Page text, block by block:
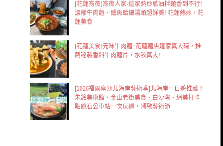
[花蓮宵夜]宵夜人家-這家熱炒蔥油拌麵香到不行!
濃郁牛肉麵、鱸魚蛤蠣湯頭超鮮美! 花蓮熱炒，花
蓮美食
[花蓮美食]元味牛肉麵: 花蓮麵店這家真大碗，推
薦秘製香料牛肉麵片，水餃真大!
[2026福爾摩沙北海岸藝術季]北海岸一日遊推薦！
朱銘美術館、金山老街美食、白沙灣、網美打卡
點跳石公車站一次玩遍，潮歌藝術節